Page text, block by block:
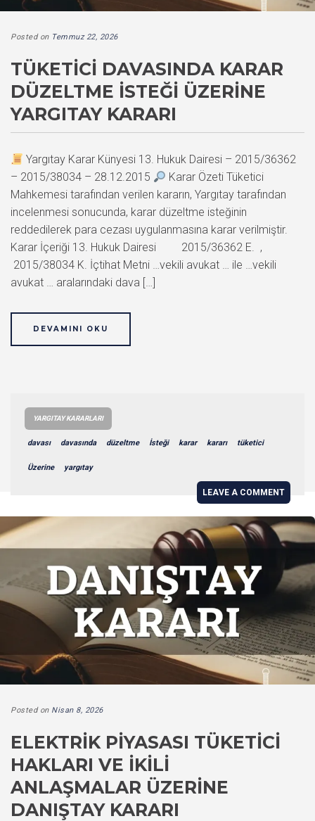
Posted on Temmuz 22, 2026
TÜKETICI DAVASINDA KARAR
DÜZELTME İSTEĞI ÜZERINE
YARGITAY KARARI
Yargıtay Karar Künyesi 13. Hukuk Dairesi – 2015/36362
– 2015/38034 – 28.12.2015
Karar Özeti Tüketici
Mahkemesi tarafından verilen kararın, Yargıtay tarafından
incelenmesi sonucunda, karar düzeltme isteğinin
reddedilerek para cezası uygulanmasına karar verilmiştir.
Karar İçeriği 13. Hukuk Dairesi 2015/36362 E. ,
2015/38034 K. İçtihat Metni …vekili avukat … ile …vekili
avukat … aralarındaki dava […]
DEVAMINI OKU
YARGITAY KARARLARI
davası davasında düzeltme İsteği karar kararı tüketici
Üzerine yargıtay
LEAVE A COMMENT
Posted on Nisan 8, 2026
ELEKTRIK PIYASASI TÜKETICI
HAKLARI VE İKILI
ANLAŞMALAR ÜZERINE
DANIŞTAY KARARI